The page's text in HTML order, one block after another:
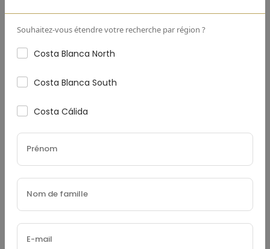
Souhaitez-vous étendre votre recherche par région ?
Costa Blanca North
Costa Blanca South
Costa Cálida
Taux D'Intérêt
Durée Du Prêt (Années)
Taxe Foncière(€)